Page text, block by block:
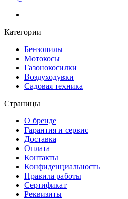
Категории
Бензопилы
Мотокосы
Газонокосилки
Воздуходувки
Садовая техника
Страницы
О бренде
Гарантия и сервис
Доставка
Оплата
Контакты
Конфиденциальность
Правила работы
Сертификат
Реквизиты